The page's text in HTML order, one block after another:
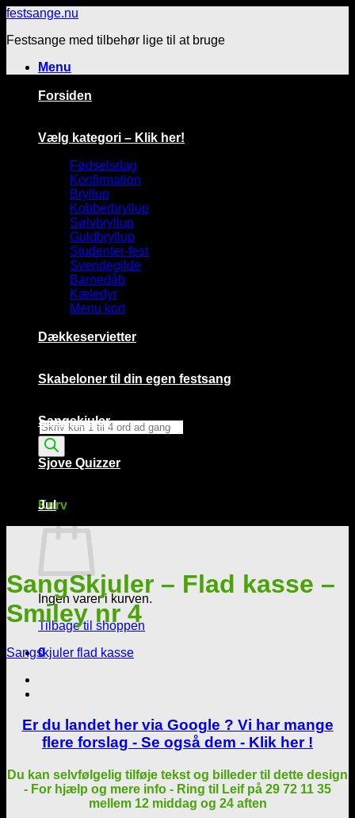
Fortsæt
indhold
festsange.nu
Festsange med tilbehør lige til at bruge
Menu
Products
search
Kurv
Ingen varer i kurven.
Tilbage til shoppen
0
Forsiden
Vælg kategori – Klik her!
Fødselsdag
Konfirmation
Bryllup
Kobberbryllup
Sølvbryllup
Guldbryllup
Studenter-fest
Svendegilde
Barnedåb
Kæledyr
Menu kort
Dækkeservietter
Skabeloner til din egen festsang
Sangskjuler
Sjove Quizzer
Jul
SangSkjuler – Flad kasse –
Smiley nr 4
Sangskjuler flad kasse
Er du landet her via Google ? Vi har mange
flere forslag - Se også dem - Klik her !
Du kan selvfølgelig tilføje tekst og billeder til dette design
- For hjælp og mere info - Ring til Leif på 29 72 11 35
mellem 12 middag og 24 aften